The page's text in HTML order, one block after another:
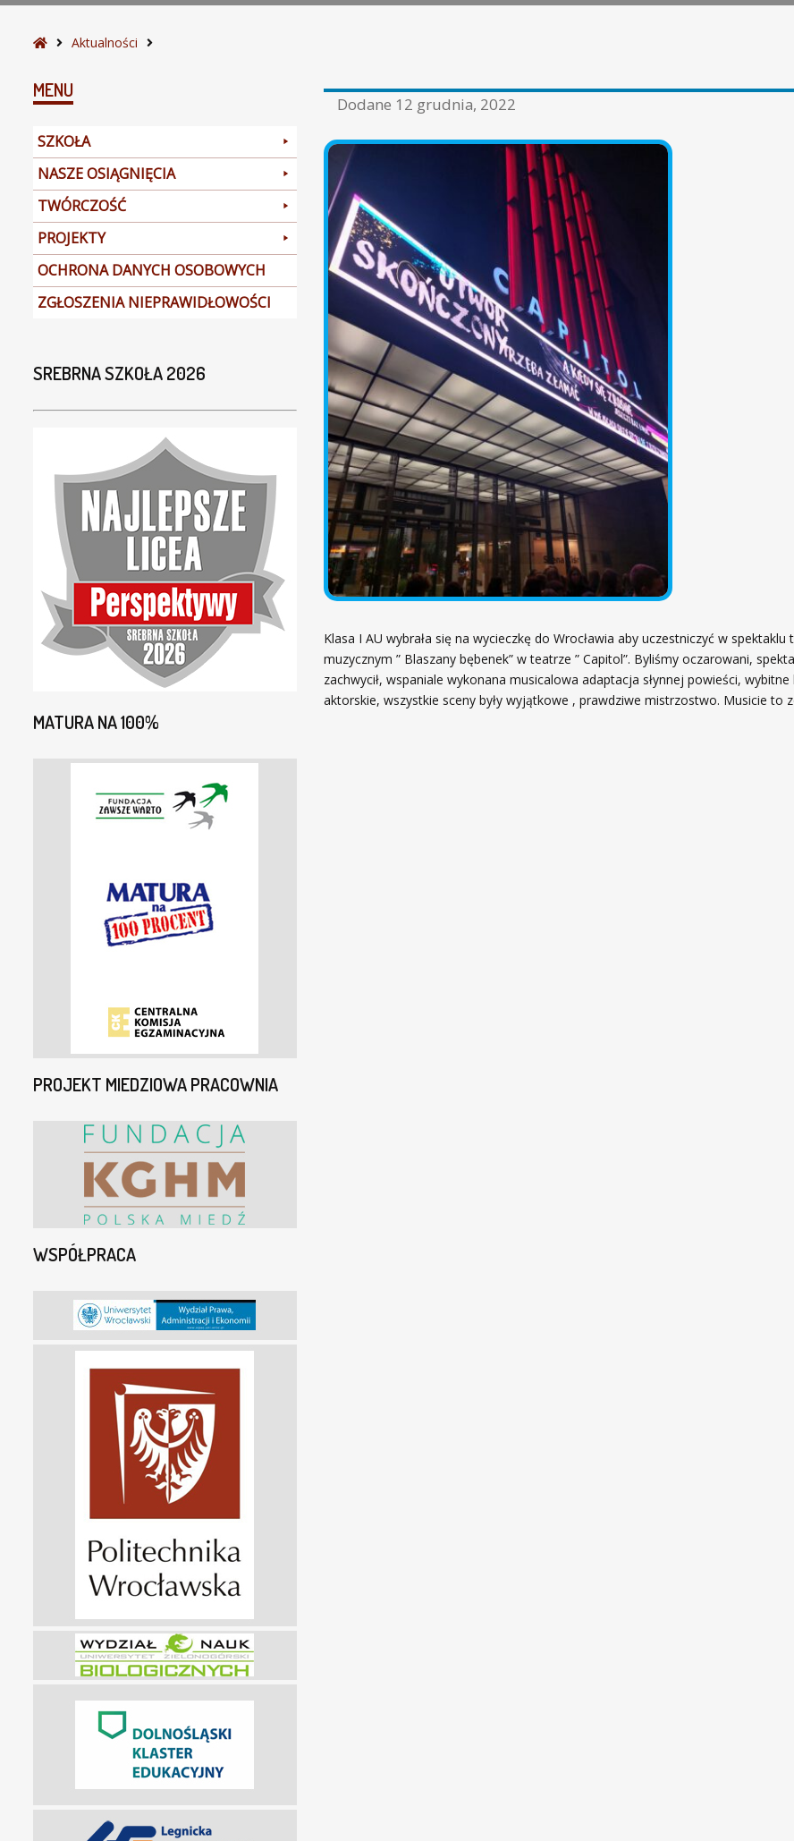
S
r
o
a
g
ó
w
n
a
Aktualności
Dodane 12 grudnia, 2022
Klasa I AU wybrała się na wycieczkę do Wrocławia aby uczestniczyć w spektaklu
muzycznym ” Blaszany bębenek” w teatrze ” Capitol”. Byliśmy oczarowani,
zachwycił, wspaniale wykonana musicalowa adaptacja słynnej powieści, wybitne
aktorskie, wszystkie sceny były wyjątkowe , prawdziwe mistrzostwo. Musicie to
MENU
SZKOŁA
NASZE OSIĄGNIĘCIA
TWÓRCZOŚĆ
PROJEKTY
OCHRONA DANYCH OSOBOWYCH
ZGŁOSZENIA NIEPRAWIDŁOWOŚCI
SREBRNA SZKOŁA 2026
MATURA NA 100%
PROJEKT MIEDZIOWA PRACOWNIA
WSPÓŁPRACA